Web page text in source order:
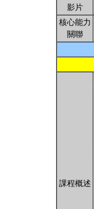
影片
核心能力
關聯
課程概述